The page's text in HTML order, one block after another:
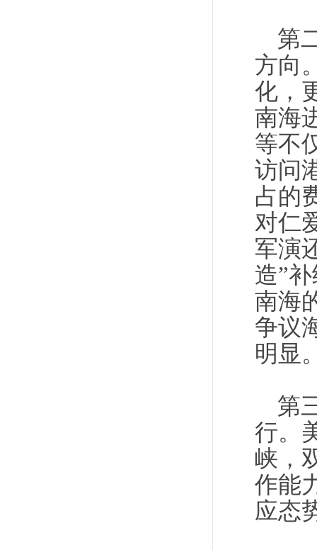
第
方向
化，
南海
等不
访问
占的
对仁
军演
造”
南海
争议
明显
第
行。
峡，
作能
应态